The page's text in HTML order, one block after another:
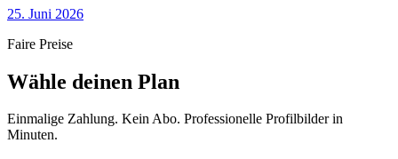
25. Juni 2026
Faire Preise
Wähle deinen Plan
Einmalige Zahlung. Kein Abo. Professionelle Profilbilder in
Minuten.